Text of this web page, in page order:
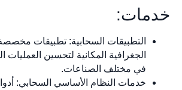
خدمات:
التطبيقات السحابية: تطبيقات
الجغرافية المكانية لتحسين العمليات
في مختلف الصناعات.
خدمات النظام الأساسي السحابي: